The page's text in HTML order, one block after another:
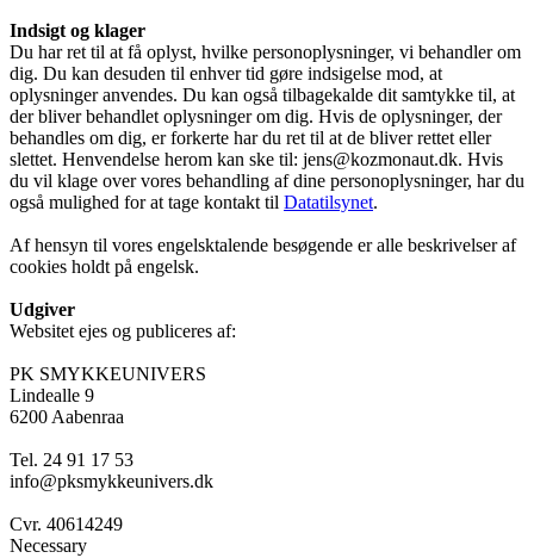
Indsigt og klager
Du har ret til at få oplyst, hvilke personoplysninger, vi behandler om
dig. Du kan desuden til enhver tid gøre indsigelse mod, at
oplysninger anvendes. Du kan også tilbagekalde dit samtykke til, at
der bliver behandlet oplysninger om dig. Hvis de oplysninger, der
behandles om dig, er forkerte har du ret til at de bliver rettet eller
slettet. Henvendelse herom kan ske til: jens@kozmonaut.dk. Hvis
du vil klage over vores behandling af dine personoplysninger, har du
også mulighed for at tage kontakt til Datatilsynet.
Af hensyn til vores engelsktalende besøgende er alle beskrivelser af
cookies holdt på engelsk.
Udgiver
Websitet ejes og publiceres af:
PK SMYKKEUNIVERS
Lindealle 9
6200 Aabenraa
Tel. 24 91 17 53
info@pksmykkeunivers.dk
Cvr. 40614249
Necessary